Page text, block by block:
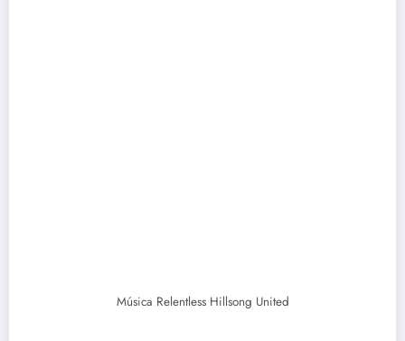
Música Relentless Hillsong United